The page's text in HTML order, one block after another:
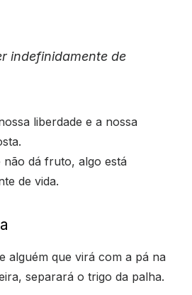
indefinidamente de
liberdade e a nossa
dá fruto, algo está
de vida.
alguém que virá com a pá na
separará o trigo da palha.